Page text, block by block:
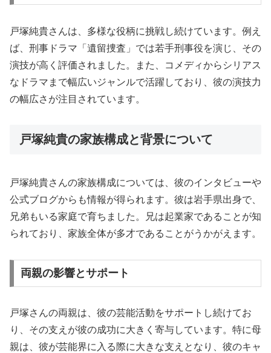
戸塚純貴さんは、多様な役柄に挑戦し続けています。例え
ば、刑事ドラマ「遺留捜査」では若手刑事役を演じ、その
演技が高く評価されました。また、コメディからシリアス
なドラマまで幅広いジャンルで活躍しており、彼の演技力
の幅広さが注目されています。
戸塚純貴の家族構成と背景について
戸塚純貴さんの家族構成については、彼のインタビューや
公式ブログからも情報が得られます。彼は岩手県出身で、
兄弟もいる家庭で育ちました。兄は起業家であることが知
られており、家族全体が多才であることがうかがえます。
両親の影響とサポート
戸塚さんの両親は、彼の芸能活動をサポートし続けてお
り、その支えが彼の成功に大きく寄与しています。特に母
親は、彼が芸能界に入る際に大きな支えとなり、彼のキャ